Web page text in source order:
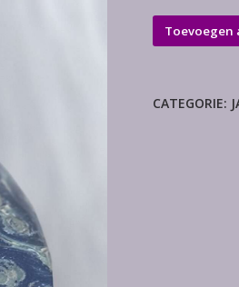
Kambaba
jaspis
Toevoegen
CATEGORIE: